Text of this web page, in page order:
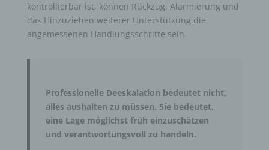
kontrollierbar ist, können Rückzug, Alarmierung und
das Hinzuziehen weiterer Unterstützung die
angemessenen Handlungsschritte sein.
Professionelle Deeskalation bedeutet nicht,
alles aushalten zu müssen. Sie bedeutet,
eine Lage möglichst früh einzuschätzen
und verantwortungsvoll zu handeln.